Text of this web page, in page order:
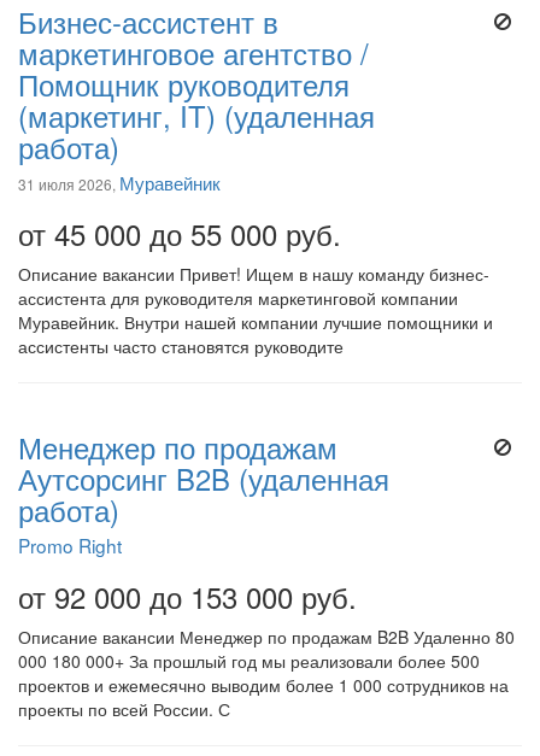
Бизнес-ассистент в
маркетинговое агентство /
Помощник руководителя
(маркетинг, IT) (удаленная
работа)
31 июля 2026, Муравейник
от 45 000 до 55 000 руб.
Описание вакансии Привет! Ищем в нашу команду бизнес-
ассистента для руководителя маркетинговой компании
Муравейник. Внутри нашей компании лучшие помощники и
ассистенты часто становятся руководите
Менеджер по продажам
Аутсорсинг B2B (удаленная
работа)
Promo Right
от 92 000 до 153 000 руб.
Описание вакансии Менеджер по продажам B2B Удаленно 80
000 180 000+ За прошлый год мы реализовали более 500
проектов и ежемесячно выводим более 1 000 сотрудников на
проекты по всей России. С